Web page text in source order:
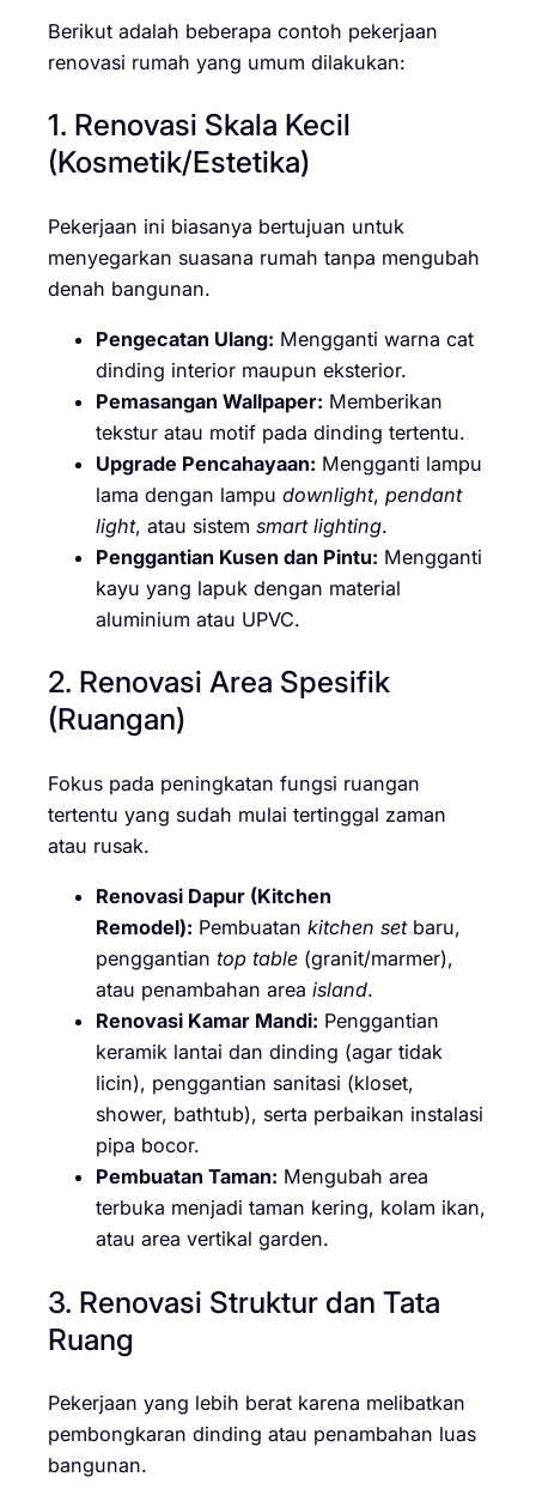
Berikut adalah beberapa contoh pekerjaan
renovasi rumah yang umum dilakukan:
1. Renovasi Skala Kecil
(Kosmetik/Estetika)
Pekerjaan ini biasanya bertujuan untuk
menyegarkan suasana rumah tanpa mengubah
denah bangunan.
Pengecatan Ulang: Mengganti warna cat
dinding interior maupun eksterior.
Pemasangan Wallpaper: Memberikan
tekstur atau motif pada dinding tertentu.
Upgrade Pencahayaan: Mengganti lampu
lama dengan lampu downlight, pendant
light, atau sistem smart lighting.
Penggantian Kusen dan Pintu: Mengganti
kayu yang lapuk dengan material
aluminium atau UPVC.
2. Renovasi Area Spesifik
(Ruangan)
Fokus pada peningkatan fungsi ruangan
tertentu yang sudah mulai tertinggal zaman
atau rusak.
Renovasi Dapur (Kitchen
Remodel): Pembuatan kitchen setbaru,
penggantian top table (granit/marmer),
atau penambahan area island.
Renovasi Kamar Mandi: Penggantian
keramik lantai dan dinding (agar tidak
licin), penggantian sanitasi (kloset,
shower, bathtub), serta perbaikan instalasi
pipa bocor.
Pembuatan Taman: Mengubah area
terbuka menjadi taman kering, kolam ikan,
atau area vertikal garden.
3. Renovasi Struktur dan Tata
Ruang
Pekerjaan yang lebih berat karena melibatkan
pembongkaran dinding atau penambahan luas
bangunan.